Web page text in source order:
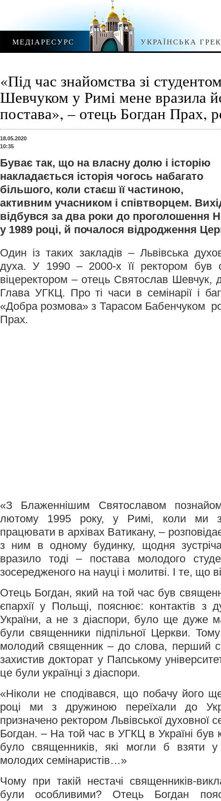
МЕДІАРЕСУРС УКРАЇНСЬКА
«Під час знайомства зі
Шевчуком у Римі мене вразила
постава», – отець Богдан Прах,
18.05.2020
10:35
Буває так, що на власну долю і історію
накладається історія чогось набагато
більшого, коли стаєш її частиною,
активним учасником і співтворцем.
відбувся за два роки до проголошення
у 1989 році, й почалося відродження
Один із таких закладів – Львівська
духа. У 1990 – 2000-х її ректором був
віцеректором – отець Святослав Шевчук,
Глава УГКЦ. Про ті часи в семінарії і
«Добра розмова» з Тарасом Бабенчуком
Прах.
«З Блаженнішим Святославом
лютому 1995 року, у Римі, коли ми з
працювати в архівах Ватикану, –
з ним в одному будинку, щодня
вразило тоді – постава молодого
зосередженого на науці і молитві. І те, що
Отець Богдан, який на той час був
єпархії у Польщі, пояснює: контактів з
України, а не з діаспори, було ще дуже
були священники підпільної Церкви.
молодий священник – до слова, перший
захистив докторат у Папському
це були українці з діаспори.
«Ніколи не сподівався, що побачу його
році ми з дружиною переїхали до
призначено ректором Львівської духовної
Богдан. – На той час в УГКЦ в Україні був
було священників, які могли б взяти
молодих семінаристів…»
Чому при такій нестачі священників-
були особливими? Отець Богдан